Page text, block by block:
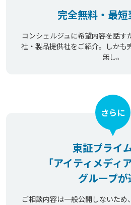
完全無料・最
コンシェルジュに希望内容を話す
社・製品提供社をご紹介。しかも
無し。
東証プライ
「アイティメディ
グループが
さらに
ご相談内容は一般公開しないため